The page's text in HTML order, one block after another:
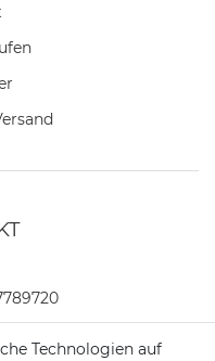
Technologien auf